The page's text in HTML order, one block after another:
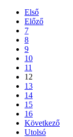
Első
Előző
7
8
9
10
11
12
13
14
15
16
Következő
Utolsó